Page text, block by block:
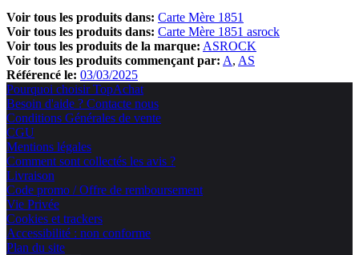
Voir tous les produits dans: Carte Mère 1851
Voir tous les produits dans: Carte Mère 1851 asrock
Voir tous les produits de la marque: ASROCK
Voir tous les produits commençant par: A AS
Référencé le: 03/03/2025
Pourquoi choisir TopAchat
Besoin d'aide ? Contacte nous
Conditions Générales de vente
CGU
Mentions légales
Comment sont collectés les avis ?
Livraison
Code promo / Offre de remboursement
Vie Privée
Cookies et trackers
Accessibilité : non conforme
Plan du site